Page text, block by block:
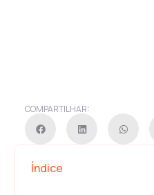
COMPARTILHAR:
Índice